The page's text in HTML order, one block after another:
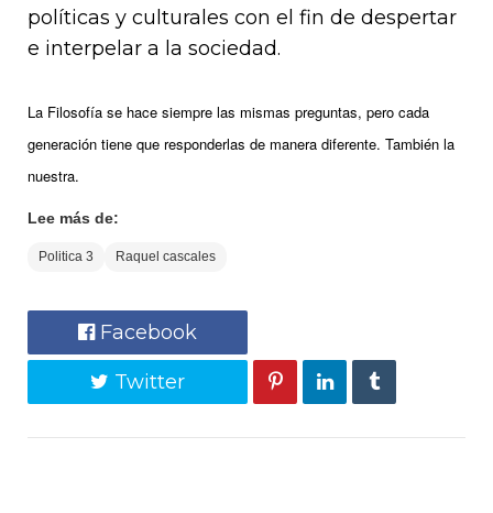
políticas y culturales con el fin de despertar
e interpelar a la sociedad.
La Filosofía se hace siempre las mismas preguntas, pero cada
generación tiene que responderlas de manera diferente. También la
nuestra.
Lee más de:
Politica 3 Raquel cascales
Facebook
Twitter